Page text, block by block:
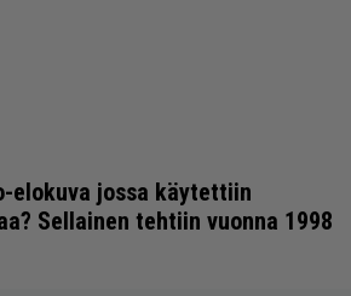
elokuva jossa käytettiin
Sellainen tehtiin vuonna 1998